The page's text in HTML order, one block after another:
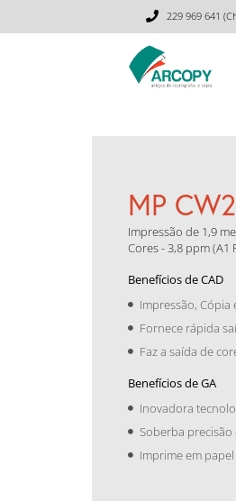
229 969 641
MP
Impressão de 1,9
Cores - 3,8 ppm (A1
Benefícios de CAD
Impressão, Cópia
Fornece rápida
Faz a saída de
Benefícios de GA
Inovadora
Soberba precisão
Imprime em